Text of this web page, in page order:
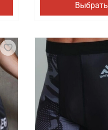
Выбрать